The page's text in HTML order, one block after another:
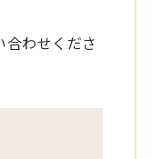
わせくださ